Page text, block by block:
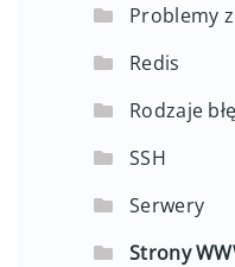
Problemy
Redis
Rodzaje
SSH
Serwery
Strony